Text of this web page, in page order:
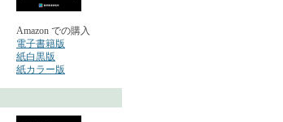
Amazon での購入
電子書籍版
紙白黒版
紙カラー版